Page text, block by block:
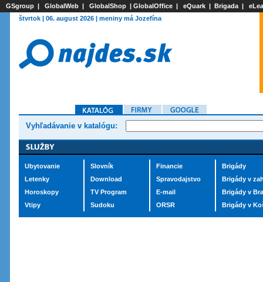
GSgroup | GlobalWeb | GlobalShop | GlobalOffice | eQuark | Brigada |
štvrtok | 06. august 2026 | meniny má Jozefína
Vyhľadávanie v katalógu:
Ubytovanie
Letenky
Horoskopy
Vtipy
Slovník
Download
TV Program
Sudoku
Financie
Spravodajstvo
E-mail
ORSR
Brigády
Brigády v
Brigády v
Brigády v